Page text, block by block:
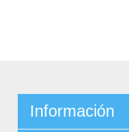
Información